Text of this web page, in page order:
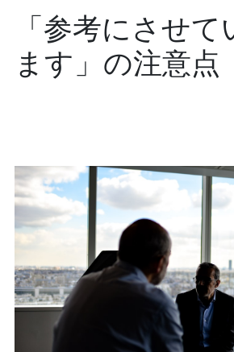
「参考にさせて
ます」の注意点